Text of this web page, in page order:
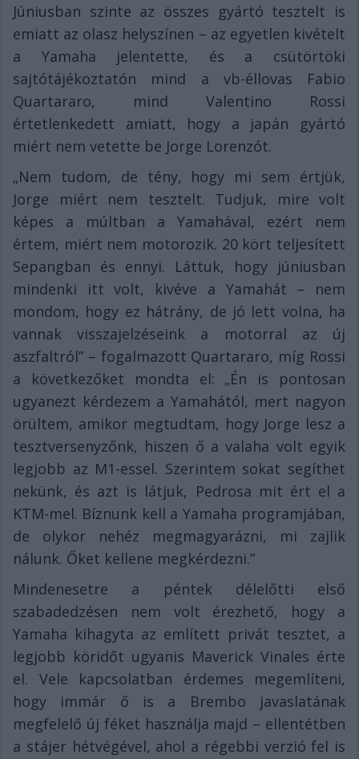
Júniusban szinte az összes gyártó tesztelt is
emiatt az olasz helyszínen – az egyetlen kivételt
a Yamaha jelentette, és a csütörtöki
sajtótájékoztatón mind a vb-éllovas Fabio
Quartararo, mind Valentino Rossi
értetlenkedett amiatt, hogy a japán gyártó
miért nem vetette be Jorge Lorenzót.
„Nem tudom, de tény, hogy mi sem értjük,
Jorge miért nem tesztelt. Tudjuk, mire volt
képes a múltban a Yamahával, ezért nem
értem, miért nem motorozik. 20 kört teljesített
Sepangban és ennyi. Láttuk, hogy júniusban
mindenki itt volt, kivéve a Yamahát – nem
mondom, hogy ez hátrány, de jó lett volna, ha
vannak visszajelzéseink a motorral az új
aszfaltról” – fogalmazott Quartararo, míg Rossi
a következőket mondta el: „Én is pontosan
ugyanezt kérdezem a Yamahától, mert nagyon
örültem, amikor megtudtam, hogy Jorge lesz a
tesztversenyzőnk, hiszen ő a valaha volt egyik
legjobb az M1-essel. Szerintem sokat segíthet
nekünk, és azt is látjuk, Pedrosa mit ért el a
KTM-mel. Bíznunk kell a Yamaha programjában,
de olykor nehéz megmagyarázni, mi zajlik
nálunk. Őket kellene megkérdezni.”
Mindenesetre a péntek délelőtti első
szabadedzésen nem volt érezhető, hogy a
Yamaha kihagyta az említett privát tesztet, a
legjobb köridőt ugyanis Maverick Vinales érte
el. Vele kapcsolatban érdemes megemlíteni,
hogy immár ő is a Brembo javaslatának
megfelelő új féket használja majd – ellentétben
a stájer hétvégével, ahol a régebbi verzió fel is